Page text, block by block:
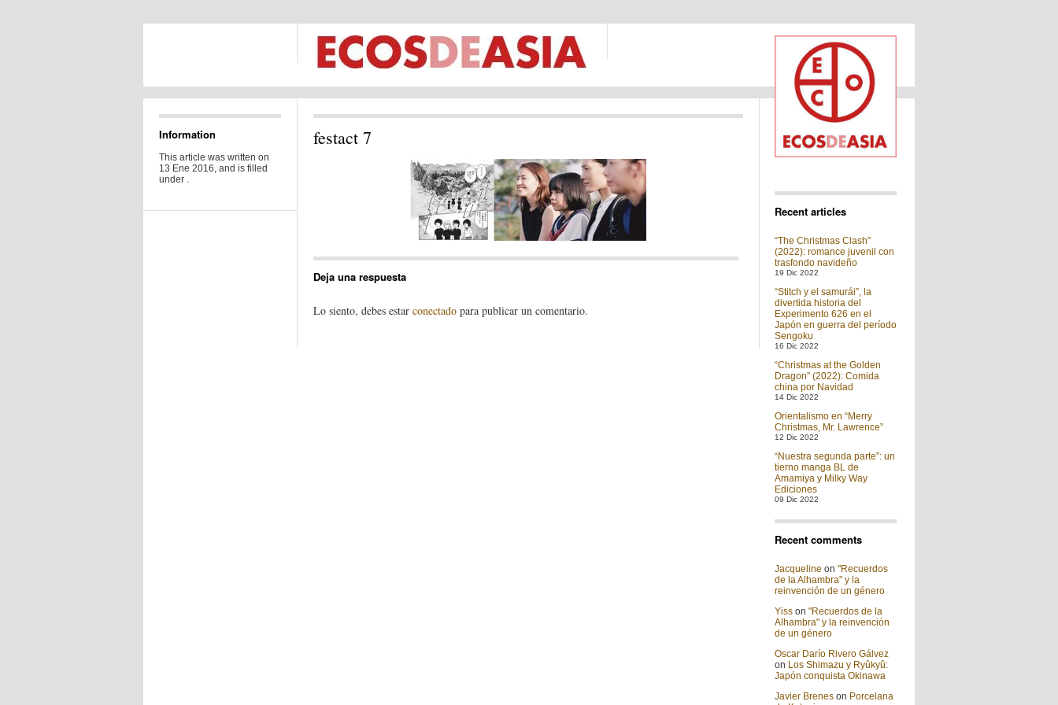
Information
This article was written on
13 Ene 2016, and is filled
under .
festact 7
Deja una respuesta
Lo siento, debes estar conectado para publicar un comentario.
Recent articles
“The Christmas Clash”
(2022): romance juvenil con
trasfondo navideño
19 Dic 2022
“Stitch y el samurái”, la
divertida historia del
Experimento 626 en el
Japón en guerra del período
Sengoku
16 Dic 2022
“Christmas at the Golden
Dragon” (2022): Comida
china por Navidad
14 Dic 2022
Orientalismo en “Merry
Christmas, Mr. Lawrence”
12 Dic 2022
“Nuestra segunda parte”: un
tierno manga BL de
Amamiya y Milky Way
Ediciones
09 Dic 2022
Recent comments
Jacqueline on "Recuerdos
de la Alhambra" y la
reinvención de un género
Yiss on "Recuerdos de la
Alhambra" y la reinvención
de un género
Oscar Darío Rivero Gálvez
on Los Shimazu y Ryûkyû:
Japón conquista Okinawa
Javier Brenes on Porcelana